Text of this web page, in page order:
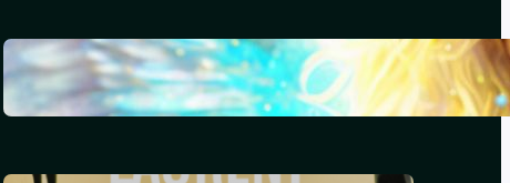
Le livre d’Hénoch
septembre 22, 2024